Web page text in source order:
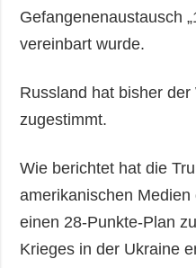
Gefangenenaustausch
vereinbart wurde.
Russland hat bisher
zugestimmt.
Wie berichtet hat die
amerikanischen
einen 28-Punkte-Plan
Krieges in der Ukraine